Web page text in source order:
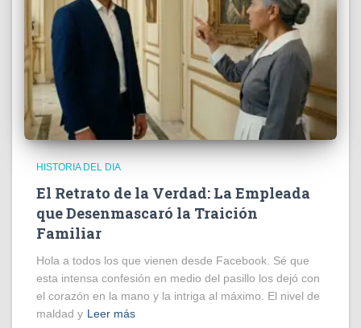
HISTORIA DEL DIA
El Retrato de la Verdad: La Empleada
que Desenmascaró la Traición
Familiar
Hola a todos los que vienen desde Facebook. Sé que
esta intensa confesión en medio del pasillo los dejó con
el corazón en la mano y la intriga al máximo. El nivel de
maldad y Leer más